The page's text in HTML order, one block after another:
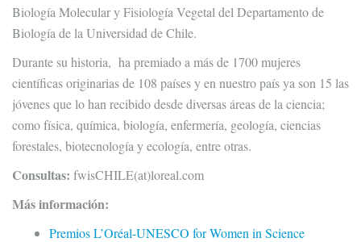
Biología Molecular y Fisiología Vegetal del Departamento de
Biología de la Universidad de Chile.
Durante su historia, ha premiado a más de 1700 mujeres
científicas originarias de 108 países y en nuestro país ya son 15 las
jóvenes que lo han recibido desde diversas áreas de la ciencia;
como física, química, biología, enfermería, geología, ciencias
forestales, biotecnología y ecología, entre otras.
Consultas: fwisCHILE(at)loreal.com
Más información:
Premios L’Oréal-UNESCO for Women in Science